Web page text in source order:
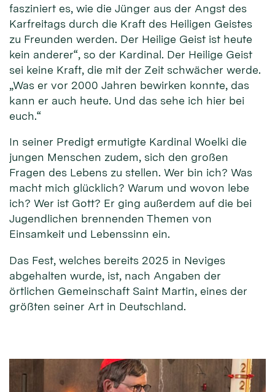
fasziniert es, wie die Jünger aus der Angst des
Karfreitags durch die Kraft des Heiligen Geistes
zu Freunden werden. Der Heilige Geist ist heute
kein anderer“, so der Kardinal. Der Heilige Geist
sei keine Kraft, die mit der Zeit schwächer werde.
„Was er vor 2000 Jahren bewirken konnte, das
kann er auch heute. Und das sehe ich hier bei
euch.“
In seiner Predigt ermutigte Kardinal Woelki die
jungen Menschen zudem, sich den großen
Fragen des Lebens zu stellen. Wer bin ich? Was
macht mich glücklich? Warum und wovon lebe
ich? Wer ist Gott? Er ging außerdem auf die bei
Jugendlichen brennenden Themen von
Einsamkeit und Lebenssinn ein.
Das Fest, welches bereits 2025 in Neviges
abgehalten wurde, ist, nach Angaben der
örtlichen Gemeinschaft Saint Martin, eines der
größten seiner Art in Deutschland.